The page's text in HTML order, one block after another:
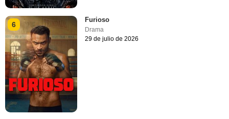
6
Furioso
Drama
29 de julio de 2026